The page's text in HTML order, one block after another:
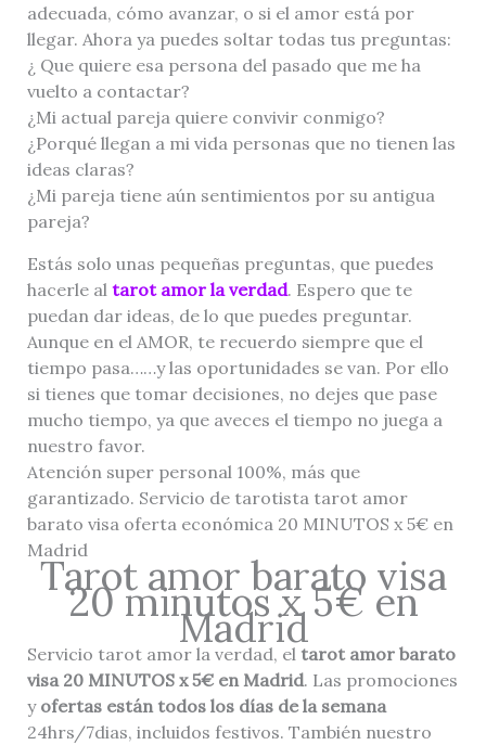
adecuada, cómo avanzar, o si el amor está por
llegar. Ahora ya puedes soltar todas tus preguntas:
¿ Que quiere esa persona del pasado que me ha
vuelto a contactar?
¿Mi actual pareja quiere convivir conmigo?
¿Porqué llegan a mi vida personas que no tienen las
ideas claras?
¿Mi pareja tiene aún sentimientos por su antigua
pareja?
Estás solo unas pequeñas preguntas, que puedes
hacerle al tarot amor la verdad. Espero que te
puedan dar ideas, de lo que puedes preguntar.
Aunque en el AMOR, te recuerdo siempre que el
tiempo pasa……y las oportunidades se van. Por ello
si tienes que tomar decisiones, no dejes que pase
mucho tiempo, ya que aveces el tiempo no juega a
nuestro favor.
Atención super personal 100%, más que
garantizado. Servicio de tarotista tarot amor
barato visa oferta económica 20 MINUTOS x 5€ en
Madrid
Tarot amor barato visa
20 minutos x 5€ en
Madrid
Servicio tarot amor la verdad, el tarot amor barato
visa 20 MINUTOS x 5€ en Madrid. Las promociones
y ofertas están todos los días de la semana
24hrs/7dias, incluidos festivos. También nuestro